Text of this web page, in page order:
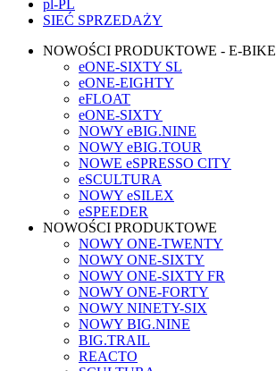
pl-PL
SIEĆ SPRZEDAŻY
NOWOŚCI PRODUKTOWE - E-BIKE
eONE-SIXTY SL
eONE-EIGHTY
eFLOAT
eONE-SIXTY
NOWY eBIG.NINE
NOWY eBIG.TOUR
NOWE eSPRESSO CITY
eSCULTURA
NOWY eSILEX
eSPEEDER
NOWOŚCI PRODUKTOWE
NOWY ONE-TWENTY
NOWY ONE-SIXTY
NOWY ONE-SIXTY FR
NOWY ONE-FORTY
NOWY NINETY-SIX
NOWY BIG.NINE
BIG.TRAIL
REACTO